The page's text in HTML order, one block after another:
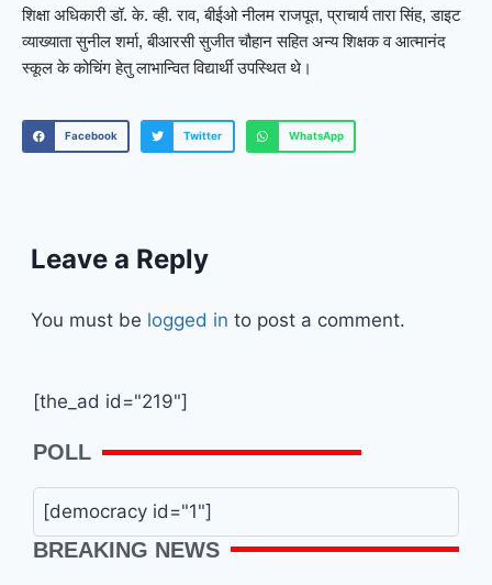
शिक्षा अधिकारी डॉ. के. व्ही. राव, बीईओ नीलम राजपूत, प्राचार्य तारा सिंह, डाइट
व्याख्याता सुनील शर्मा, बीआरसी सुजीत चौहान सहित अन्य शिक्षक व आत्मानंद
स्कूल के कोचिंग हेतु लाभान्वित विद्यार्थी उपस्थित थे।
Facebook Twitter WhatsApp
Leave a Reply
You must be logged in to post a comment.
[the_ad id="219"]
POLL
[democracy id="1"]
BREAKING NEWS